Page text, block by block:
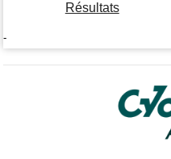
Résultats
-